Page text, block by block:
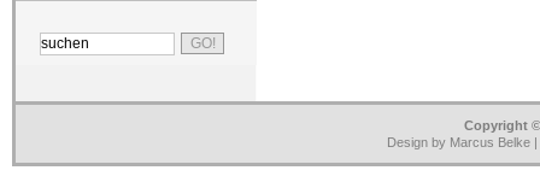
Copyright
Design by Marcus Belke